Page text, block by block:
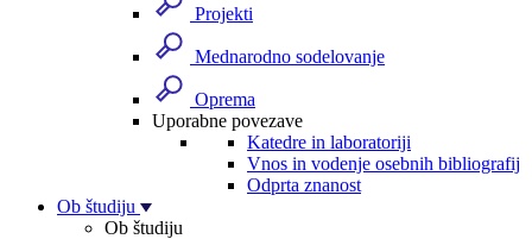
Projekti
Mednarodno sodelovanje
Oprema
Uporabne povezave
Katedre in laboratoriji
Vnos in vodenje osebnih bibliografij
Odprta znanost
Ob študiju
Ob študiju